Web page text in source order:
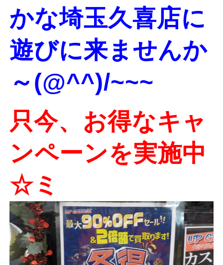
かな埼玉久喜店に
遊びに来ませんか
～(@^^)/~~~
只今、お得なキャ
ンペーンを実施中
☆ミ